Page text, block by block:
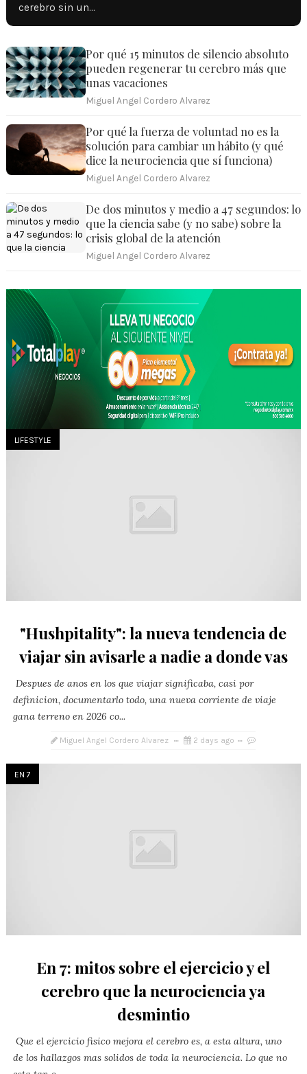
cerebro sin un…
Por qué 15 minutos de silencio absoluto
pueden regenerar tu cerebro más que
unas vacaciones
Miguel Angel Cordero Alvarez
Por qué la fuerza de voluntad no es la
solución para cambiar un hábito (y qué
dice la neurociencia que sí funciona)
Miguel Angel Cordero Alvarez
De dos minutos y medio a 47 segundos: lo
que la ciencia sabe (y no sabe) sobre la
crisis global de la atención
Miguel Angel Cordero Alvarez
LIFESTYLE
"Hushpitality": la nueva tendencia de
viajar sin avisarle a nadie a donde vas
Despues de anos en los que viajar significaba, casi por
definicion, documentarlo todo, una nueva corriente de viaje
gana terreno en 2026 co...
Miguel Angel Cordero Alvarez 2 days ago
EN 7
En 7: mitos sobre el ejercicio y el
cerebro que la neurociencia ya
desmintio
Que el ejercicio fisico mejora el cerebro es, a esta altura, uno
de los hallazgos mas solidos de toda la neurociencia. Lo que no